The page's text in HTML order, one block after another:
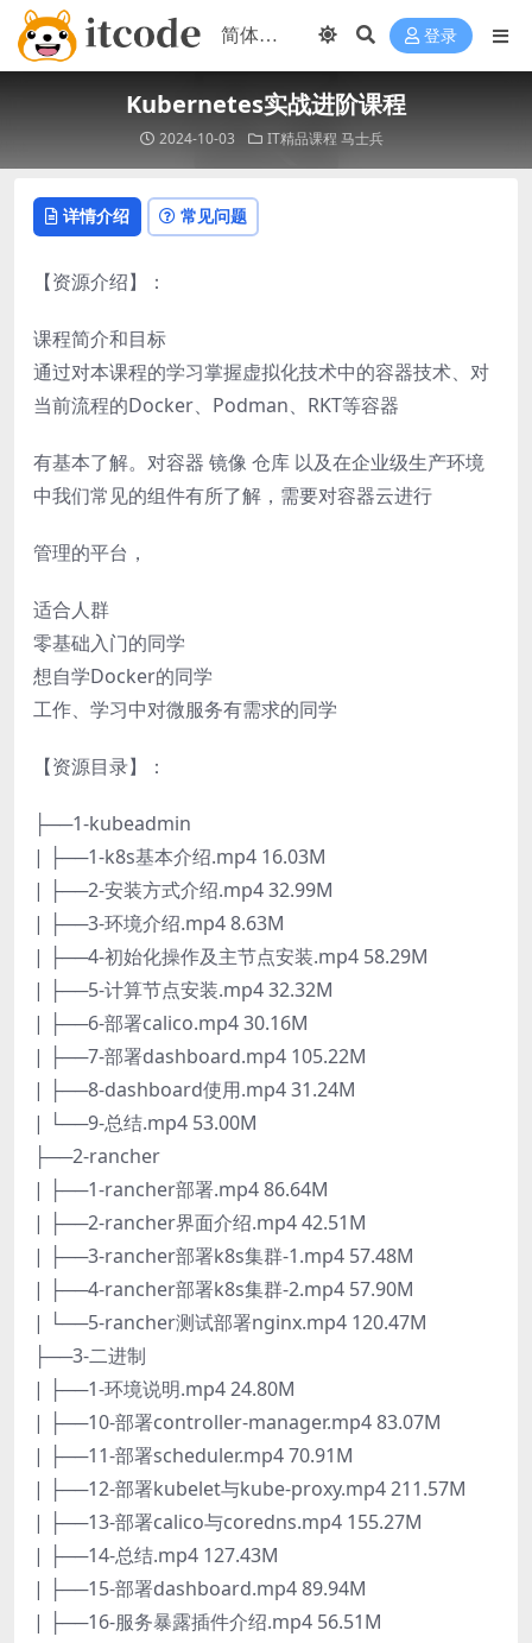
登录
Kubernetes实战进阶课程
2024-10-03 IT精品课程 马士兵
详情介绍 常见问题
【资源介绍】：
课程简介和目标
通过对本课程的学习掌握虚拟化技术中的容器技术、对
当前流程的Docker、Podman、RKT等容器
有基本了解。对容器 镜像 仓库 以及在企业级生产环境
中我们常见的组件有所了解，需要对容器云进行
管理的平台，
适合人群
零基础入门的同学
想自学Docker的同学
工作、学习中对微服务有需求的同学
【资源目录】：
├──1-kubeadmin
| ├──1-k8s基本介绍.mp4 16.03M
| ├──2-安装方式介绍.mp4 32.99M
| ├──3-环境介绍.mp4 8.63M
| ├──4-初始化操作及主节点安装.mp4 58.29M
| ├──5-计算节点安装.mp4 32.32M
| ├──6-部署calico.mp4 30.16M
| ├──7-部署dashboard.mp4 105.22M
| ├──8-dashboard使用.mp4 31.24M
| └──9-总结.mp4 53.00M
├──2-rancher
| ├──1-rancher部署.mp4 86.64M
| ├──2-rancher界面介绍.mp4 42.51M
| ├──3-rancher部署k8s集群-1.mp4 57.48M
| ├──4-rancher部署k8s集群-2.mp4 57.90M
| └──5-rancher测试部署nginx.mp4 120.47M
├──3-二进制
| ├──1-环境说明.mp4 24.80M
| ├──10-部署controller-manager.mp4 83.07M
| ├──11-部署scheduler.mp4 70.91M
| ├──12-部署kubelet与kube-proxy.mp4 211.57M
| ├──13-部署calico与coredns.mp4 155.27M
| ├──14-总结.mp4 127.43M
| ├──15-部署dashboard.mp4 89.94M
| ├──16-服务暴露插件介绍.mp4 56.51M